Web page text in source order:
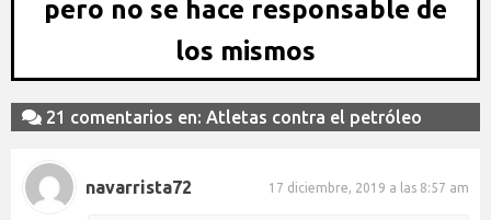
pero no se hace responsable de
los mismos
21 comentarios en: Atletas contra el petróleo
navarrista72 17 diciembre, 2019 a las 8:57 am